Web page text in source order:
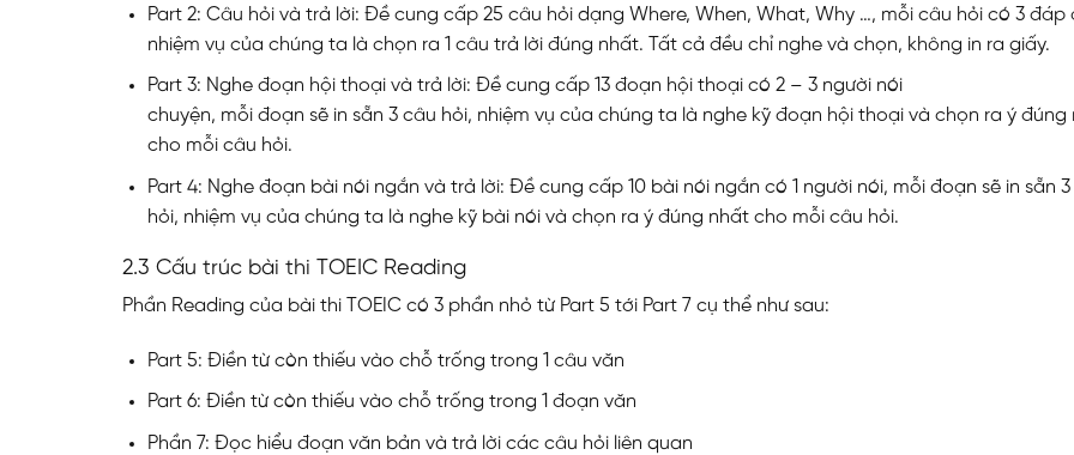
Part 2: Câu hỏi và trả lời: Đề cung cấp 25 câu hỏi dạng Where, When, What, Why …, mỗi câu hỏi có 3 đáp
nhiệm vụ của chúng ta là chọn ra 1 câu trả lời đúng nhất. Tất cả đều chỉ nghe và chọn, không in ra giấy.
Part 3: Nghe đoạn hội thoại và trả lời: Đề cung cấp 13 đoạn hội thoại có 2 – 3 người nói
chuyện, mỗi đoạn sẽ in sẵn 3 câu hỏi, nhiệm vụ của chúng ta là nghe kỹ đoạn hội thoại và chọn ra ý đúng
cho mỗi câu hỏi.
Part 4: Nghe đoạn bài nói ngắn và trả lời: Đề cung cấp 10 bài nói ngắn có 1 người nói, mỗi đoạn sẽ in sẵn
hỏi, nhiệm vụ của chúng ta là nghe kỹ bài nói và chọn ra ý đúng nhất cho mỗi câu hỏi.
2.3 Cấu trúc bài thi TOEIC Reading
Phần Reading của bài thi TOEIC có 3 phần nhỏ từ Part 5 tới Part 7 cụ thể như sau:
Part 5: Điền từ còn thiếu vào chỗ trống trong 1 câu văn
Part 6: Điền từ còn thiếu vào chỗ trống trong 1 đoạn văn
Phần 7: Đọc hiểu đoạn văn bản và trả lời các câu hỏi liên quan